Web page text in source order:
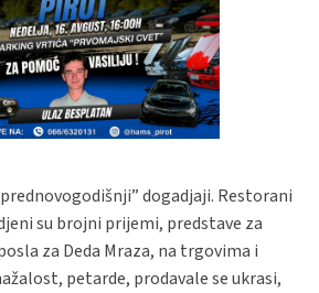
dogadjaji. Restorani
su brojni prijemi, predstave za
za Deda Mraza, na trgovima i
petarde, prodavale se ukrasi,